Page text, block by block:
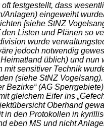
festgestellt, dass
Anlagen) eingeweiht
[siehe StNZ
Listen und Plänen so
wurde
jedoch notwendig
üblich) und
mit sensitiver Technik
(siehe StNZ Vogelsang).
Bezirke“ (AG
gleichem Eifer ins
Oberhand
den Protokollen in
eben MS und nicht